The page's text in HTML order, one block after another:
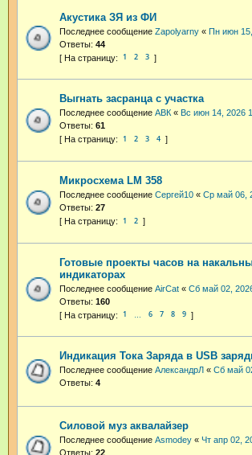
Акустика ЗЯ из ФИ
Последнее сообщение Zapolyarny « Пн июн
Ответы: 44
1 2 3
Выгнать засранца с участка
Последнее сообщение АВК « Вс июн 14, 2026
Ответы: 61
1 2 3 4
Микросхема LM 358
Последнее сообщение Cepгeй10 « Ср май 06,
Ответы: 27
1 2
Готовые проекты часов на
индикаторах
Последнее сообщение AirCat « Сб май 02,
Ответы: 160
1 6 7 8 9
Индикация Тока Заряда в USB
Последнее сообщение АлександрЛ « Сб май
Ответы: 4
Силовой муз аквалайзер
Последнее сообщение Asmodey « Чт апр 02,
Ответы: 22